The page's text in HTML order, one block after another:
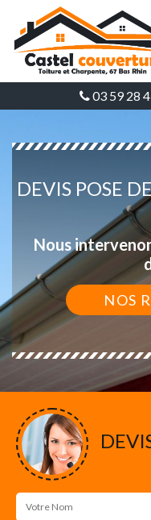
03 59 28
DEVIS POSE
Nous
NOS